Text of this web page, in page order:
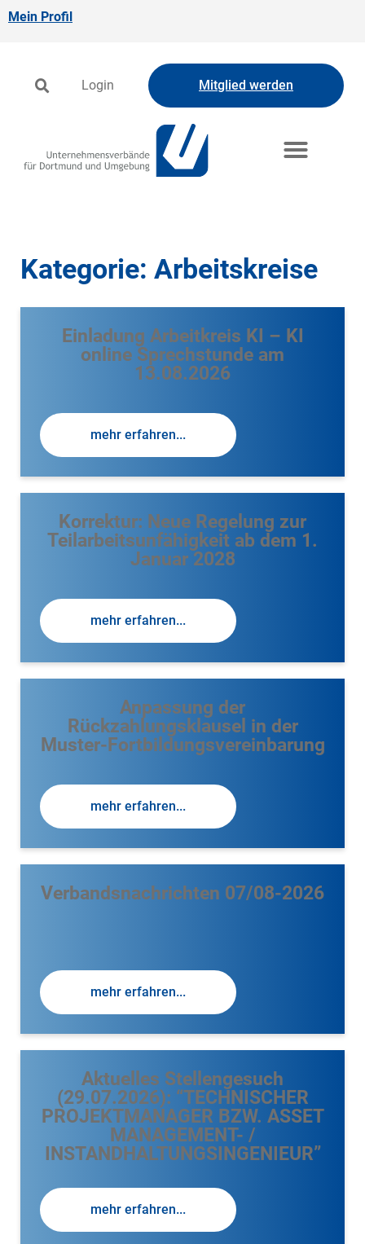
Mein Profil
Login Mitglied werden
Kategorie: Arbeitskreise
Einladung Arbeitkreis KI – KI
online Sprechstunde am
13.08.2026
mehr erfahren...
Korrektur: Neue Regelung zur
Teilarbeitsunfähigkeit ab dem 1.
Januar 2028
mehr erfahren...
Anpassung der
Rückzahlungsklausel in der
Muster-Fortbildungsvereinbarung
mehr erfahren...
Verbandsnachrichten 07/08-2026
mehr erfahren...
Aktuelles Stellengesuch
(29.07.2026): “TECHNISCHER
PROJEKTMANAGER BZW. ASSET
MANAGEMENT- /
INSTANDHALTUNGSINGENIEUR”
mehr erfahren...